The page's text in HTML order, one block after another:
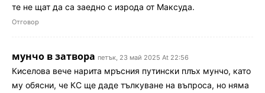
те не щат да са заедно с изрода от Максуда.
Отговор
мунчо в затвора петък, 23 май 2025 At 22:56
Киселова вече нарита мръсния путински плъх мунчо, като
му обясни, че КС ще даде тълкуване на въпроса, но няма